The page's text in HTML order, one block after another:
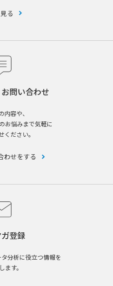
る
問い合わせ
内容や、
お悩みまで気軽に
ください。
わせをする
登録
分析に役立つ情報を
ます。